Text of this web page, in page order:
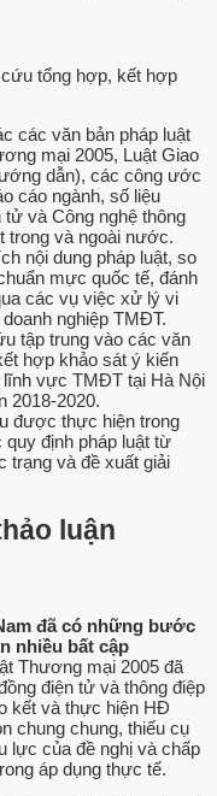
tổng hợp, kết hợp
các văn bản pháp luật
mại 2005, Luật Giao
dẫn), các công ước
cáo ngành, số liệu
và Công nghệ thông
trong và ngoài nước.
nội dung pháp luật, so
mực quốc tế, đánh
các vụ việc xử lý vi
nghiệp TMĐT.
tập trung vào các văn
hợp khảo sát ý kiến
lĩnh vực TMĐT tại Hà Nội
2018-2020.
được thực hiện trong
quy định pháp luật từ
trạng và đề xuất giải
luận
đã có những bước
nhiều bất cập
Thương mại 2005 đã
điện tử và thông điệp
kết và thực hiện HĐ
chung chung, thiếu cụ
lực của đề nghị và chấp
áp dụng thực tế.